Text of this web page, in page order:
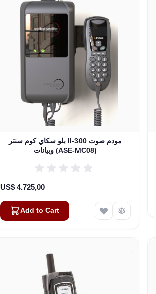
بلو سكاي كوم سنتر II-300 مودم صوت
وبيانات (ASE-MC08)
US$ 4.725,00
Add to Cart